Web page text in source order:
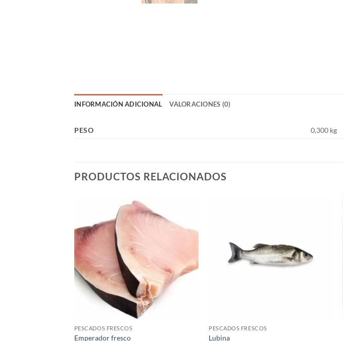
INFORMACIÓN ADICIONAL VALORACIONES (0)
PESO 0,300 kg
PRODUCTOS RELACIONADOS
PESCADOS FRESCOS
Emperador fresco
PESCADOS FRESCOS
Lubina